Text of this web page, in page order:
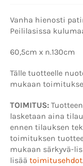
Vanha hienosti
Peililasissa
60,5cm x n.130cm
Tälle tuotteelle
mukaan
TOIMITUS:
lasketaan aina
ennen tilauksen
toimituksen
mukaan särkyvä-
lisää toimitusehdot.